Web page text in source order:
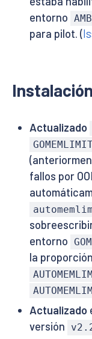
entorno
para pilot. (
Instalación
Actualizado
fallos por
entorno
la
Actualizado
versión